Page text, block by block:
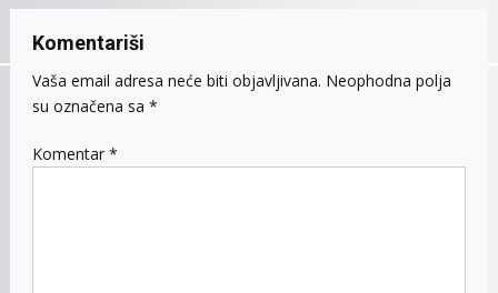
Komentariši
Vaša email adresa neće biti objavljivana. Neophodna polja
su označena sa *
Komentar *